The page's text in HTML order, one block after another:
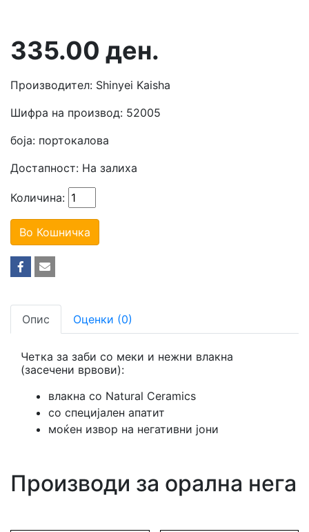
335.00 ден.
Производител: Shinyei Kaisha
Шифра на производ: 52005
боја: портокалова
Достапност: На залиха
Количина:
Во Кошничка
Опис Оценки (0)
Четка за заби со меки и нежни влакна
(засечени врвови):
влакна со Natural Ceramics
со специјален апатит
моќен извор на негативни јони
Производи за орална нега